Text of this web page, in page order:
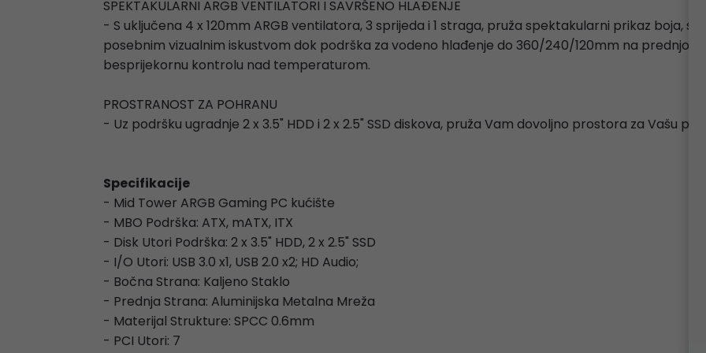
SPEKTAKULARNI ARGB VENTILATORI I SAVRŠENO HLAĐENJE
- S uključena 4 x 120mm ARGB ventilatora, 3 sprijeda i 1 straga, pruža spektakularni prikaz boja,
posebnim vizualnim iskustvom dok podrška za vodeno hlađenje do 360/240/120mm na prednjoj/
besprijekornu kontrolu nad temperaturom.
PROSTRANOST ZA POHRANU
- Uz podršku ugradnje 2 x 3.5" HDD i 2 x 2.5" SSD diskova, pruža Vam dovoljno prostora za Vašu
Specifikacije
- Mid Tower ARGB Gaming PC kućište
- MBO Podrška: ATX, mATX, ITX
- Disk Utori Podrška: 2 x 3.5" HDD, 2 x 2.5" SSD
- I/O Utori: USB 3.0 x1, USB 2.0 x2; HD Audio;
- Bočna Strana: Kaljeno Staklo
- Prednja Strana: Aluminijska Metalna Mreža
- Materijal Strukture: SPCC 0.6mm
- PCI Utori: 7